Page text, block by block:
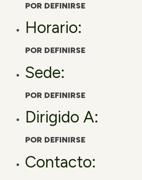
POR DEFINIRSE
Horario:
POR DEFINIRSE
Sede:
POR DEFINIRSE
Dirigido A:
POR DEFINIRSE
Contacto: